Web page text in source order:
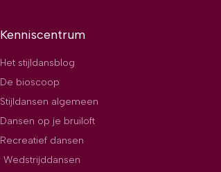
Kenniscentrum
Het stijldansblog
De bioscoop
Stijldansen algemeen
Dansen op je bruiloft
Recreatief dansen
Wedstrijddansen